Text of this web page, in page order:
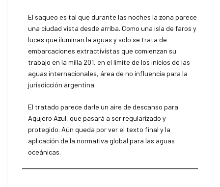
El saqueo es tal que durante las noches la zona parece
una ciudad vista desde arriba. Como una isla de faros y
luces que iluminan la aguas y solo se trata de
embarcaciones extractivistas que comienzan su
trabajo en la milla 201, en el límite de los inicios de las
aguas internacionales, área de no influencia para la
jurisdicción argentina.
El tratado parece darle un aire de descanso para
Agujero Azul, que pasará a ser regularizado y
protegido. Aún queda por ver el texto final y la
aplicación de la normativa global para las aguas
oceánicas.